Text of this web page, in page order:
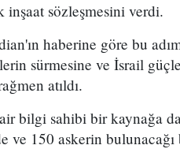
sözleşmesini verdi.
haberine göre bu
sürmesine ve İsrail
atıldı.
bilgi sahibi bir kaynağa
ve 150 askerin